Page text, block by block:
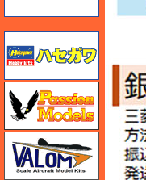
ハセガワ
バロムモ